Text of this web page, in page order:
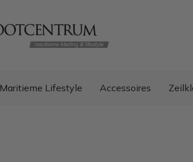
Maritieme Lifestyle Accessoires